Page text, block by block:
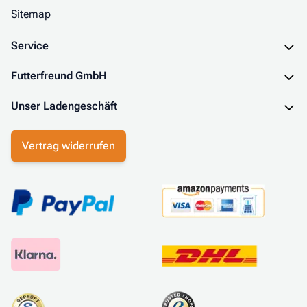
Sitemap
Service
Futterfreund GmbH
Unser Ladengeschäft
Vertrag widerrufen